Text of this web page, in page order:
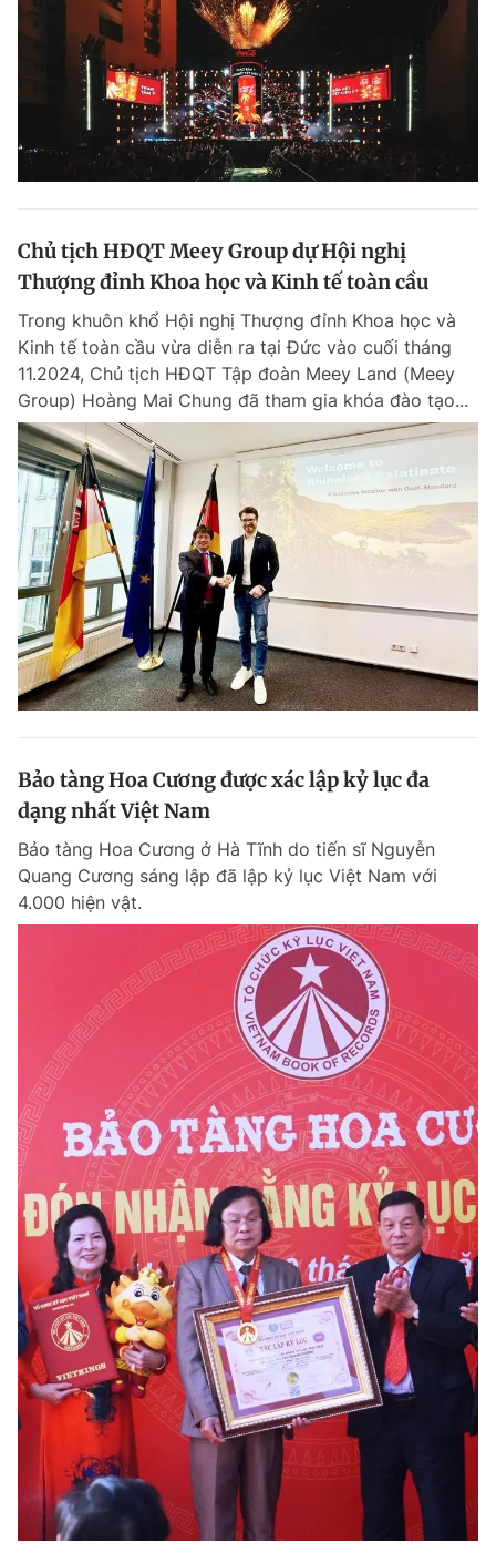
Chủ tịch HĐQT Meey Group dự Hội nghị
Thượng đỉnh Khoa học và Kinh tế toàn cầu
Trong khuôn khổ Hội nghị Thượng đỉnh Khoa học và
Kinh tế toàn cầu vừa diễn ra tại Đức vào cuối tháng
11.2024, Chủ tịch HĐQT Tập đoàn Meey Land (Meey
Group) Hoàng Mai Chung đã tham gia khóa đào tạo...
Bảo tàng Hoa Cương được xác lập kỷ lục đa
dạng nhất Việt Nam
Bảo tàng Hoa Cương ở Hà Tĩnh do tiến sĩ Nguyễn
Quang Cương sáng lập đã lập kỷ lục Việt Nam với
4.000 hiện vật.